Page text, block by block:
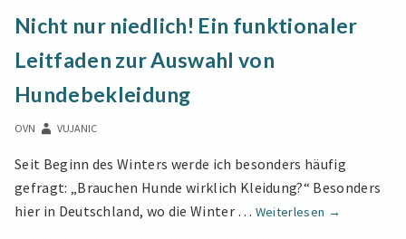
hat
NIEDLICH!
FUNKTIONALER
ZUR
VON
Nicht nur niedlich! Ein funktionaler
Leitfaden zur Auswahl von
Hundebekleidung
OVN VUJANIC
Seit Beginn des Winters werde ich besonders häufig
gefragt: „Brauchen Hunde wirklich Kleidung?“ Besonders
hier in Deutschland, wo die Winter … Weiterlesen
Nicht
→